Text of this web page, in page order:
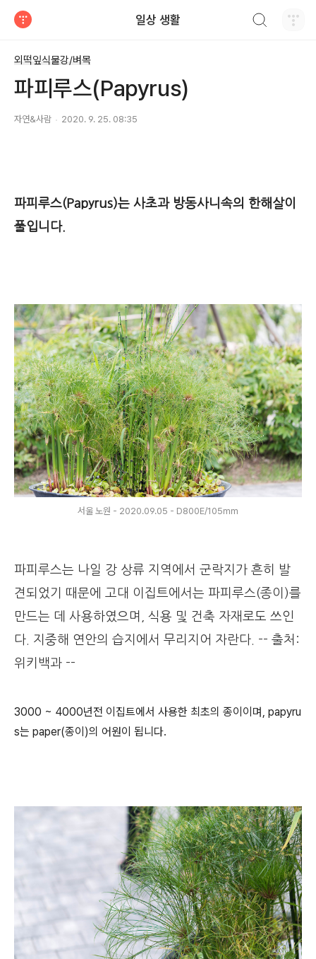
일상 생활
외떡잎식물강/벼목
파피루스(Papyrus)
자연&사람 2020. 9. 25. 08:35
파피루스(Papyrus)는 사초과 방동사니속의 한해살이
풀입니다.
서울 노원 - 2020.09.05 - D800E/105mm
파피루스는 나일 강 상류 지역에서 군락지가 흔히 발
견되었기 때문에 고대 이집트에서는 파피루스(종이)를
만드는 데 사용하였으며, 식용 및 건축 자재로도 쓰인
다. 지중해 연안의 습지에서 무리지어 자란다. -- 출처:
위키백과 --
3000 ~ 4000년전 이집트에서 사용한 최초의 종이이며, papyru
s는 paper(종이)의 어원이 됩니다.